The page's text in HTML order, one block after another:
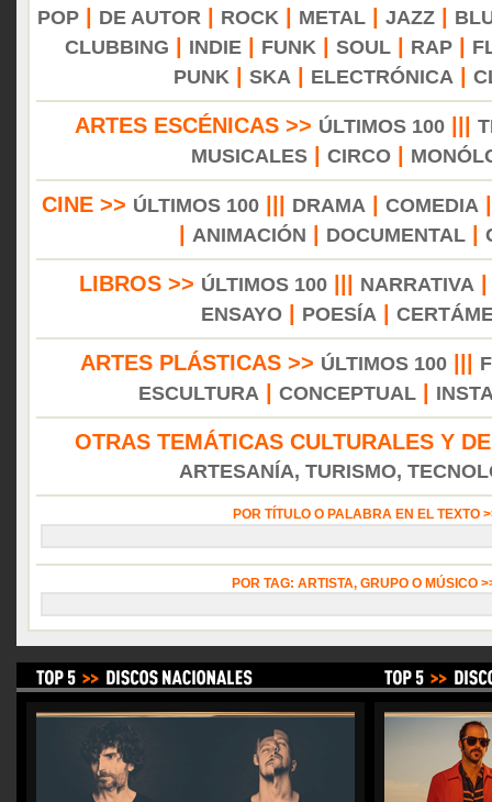
POP| DE AUTOR ROCK METAL| JAZZ|
CLUBBING
INDIE| FUNK SOUL| RAP|
PUNK
SKA ELECTRÓNICA
ARTES ESCÉNICAS >> ÚLTIMOS 100
MUSICALES
CIRCO
CINE >> ÚLTIMOS 100||| DRAMA COMEDIA
ANIMACIÓN DOCUMENTAL|
LIBROS >> ÚLTIMOS 100 NARRATIVA
ENSAYO| POESÍA
ARTES PLÁSTICAS >> ÚLTIMOS 100|||
ESCULTURA
CONCEPTUAL
OTRAS TEMÁTICAS CULTURALES Y
ARTESANÍA, TURISMO,
POR TÍTULO O PALABRA EN EL TEXTO
POR TAG: ARTISTA, GRUPO O MÚSICO